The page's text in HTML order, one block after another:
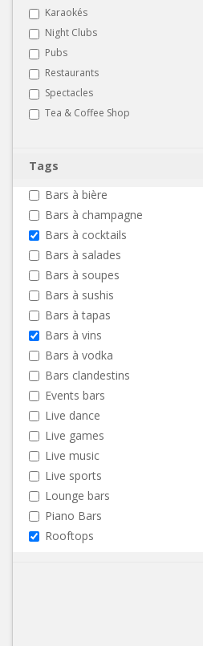
Karaokés
Night Clubs
Pubs
Restaurants
Spectacles
Tea & Coffee Shop
Tags
Bars à bière
Bars à champagne
Bars à cocktails
Bars à salades
Bars à soupes
Bars à sushis
Bars à tapas
Bars à vins
Bars à vodka
Bars clandestins
Events bars
Live dance
Live games
Live music
Live sports
Lounge bars
Piano Bars
Rooftops